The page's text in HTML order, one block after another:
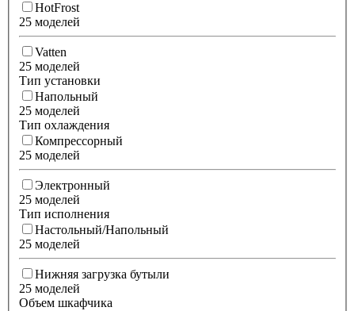
HotFrost
25 моделей
Vatten
25 моделей
Тип установки
Напольный
25 моделей
Тип охлаждения
Компрессорный
25 моделей
Электронный
25 моделей
Тип исполнения
Настольный/Напольный
25 моделей
Нижняя загрузка бутыли
25 моделей
Объем шкафчика